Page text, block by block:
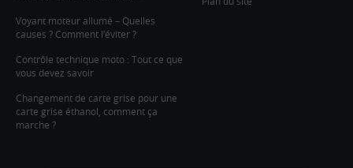
Voyant moteur allumé – Quelles
causes ? Comment l’éviter ?
Contrôle technique moto : Tout ce que
vous devez savoir
Changement de carte grise pour une
carte grise éthanol, comment ça
marche ?